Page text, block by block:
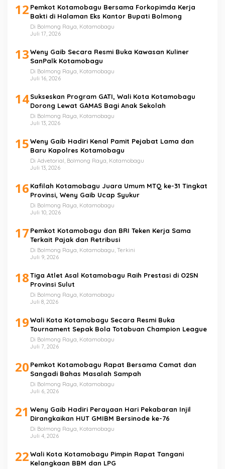
12 Pemkot Kotamobagu Bersama Forkopimda Kerja
Bakti di Halaman Eks Kantor Bupati Bolmong
Di Bolmong Raya, Kotamobagu
Juli 17, 2026
13Weny Gaib Secara Resmi Buka Kawasan Kuliner
SanPalk Kotamobagu
Di Bolmong Raya, Kotamobagu
Juli 16, 2026
14Sukseskan Program GATI, Wali Kota Kotamobagu
Dorong Lewat GAMAS Bagi Anak Sekolah
Di Bolmong Raya, Kotamobagu
Juli 13, 2026
15Weny Gaib Hadiri Kenal Pamit Pejabat Lama dan
Baru Kapolres Kotamobagu
Di Advetorial, Bolmong Raya, Kotamobagu
Juli 13, 2026
16 Kafilah Kotamobagu Juara Umum MTQ ke-31 Tingkat
Provinsi, Weny Gaib Ucap Syukur
Di Bolmong Raya, Kotamobagu
Juli 10, 2026
17 Pemkot Kotamobagu dan BRI Teken Kerja Sama
Terkait Pajak dan Retribusi
Di Bolmong Raya, Kotamobagu, Terkini
Juli 9, 2026
18Tiga Atlet Asal Kotamobagu Raih Prestasi di O2SN
Provinsi Sulut
Di Bolmong Raya, Kotamobagu
Juli 8, 2026
19Wali Kota Kotamobagu Secara Resmi Buka
Tournament Sepak Bola Totabuan Champion League
Di Bolmong Raya, Kotamobagu
Juli 7, 2026
20 Pemkot Kotamobagu Rapat Bersama Camat dan
Sangadi Bahas Masalah Sampah
Di Bolmong Raya, Kotamobagu
Juli 6, 2026
21 Weny Gaib Hadiri Perayaan Hari Pekabaran Injil
Dirangkaikan HUT GMIBM Bersinode ke-76
Di Bolmong Raya, Kotamobagu
Juli 4, 2026
22Wali Kota Kotamobagu Pimpin Rapat Tangani
Kelangkaan BBM dan LPG